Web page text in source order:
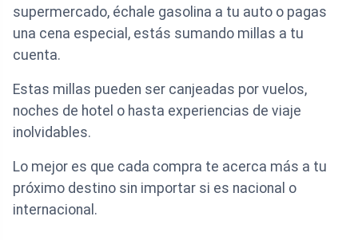
supermercado, échale gasolina a tu auto o pagas
una cena especial, estás sumando millas a tu
cuenta.
Estas millas pueden ser canjeadas por vuelos,
noches de hotel o hasta experiencias de viaje
inolvidables.
Lo mejor es que cada compra te acerca más a tu
próximo destino sin importar si es nacional o
internacional.